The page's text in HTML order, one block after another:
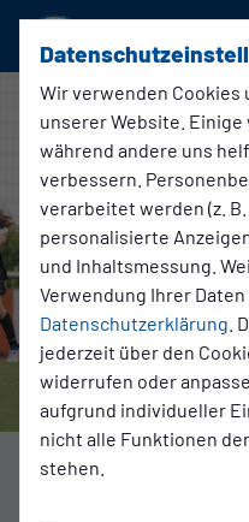
Wir verwenden Cookies
unserer Website.
während andere uns
verbessern.
verarbeitet werden (z.
personalisierte
und Inhaltsmessung.
Verwendung Ihrer
Datenschutzerklärung .
jederzeit über den
widerrufen oder
aufgrund individueller
nicht alle Funktionen
stehen.